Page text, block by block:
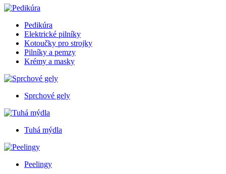
Pedikúra
Elektrické pilníky
Kotoučky pro strojky
Pilníky a pemzy
Krémy a masky
Sprchové gely
Tuhá mýdla
Peelingy